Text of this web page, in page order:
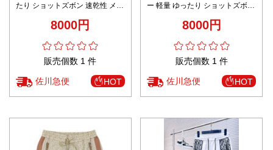
たり ショットズボン 速乾性 メン
8000円
販売個数 1 件
佐川急便 HOT
ー 軽量 ゆったり ショットズボン
8000円
販売個数 1 件
佐川急便 HOT